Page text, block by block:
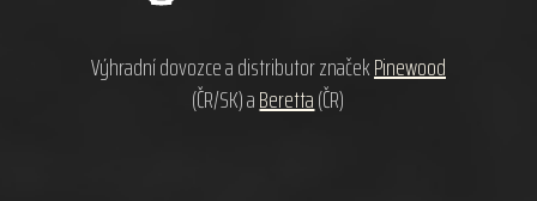
Výhradní dovozce a distributor značekPinewood
(ČR/SK) aBeretta(ČR)